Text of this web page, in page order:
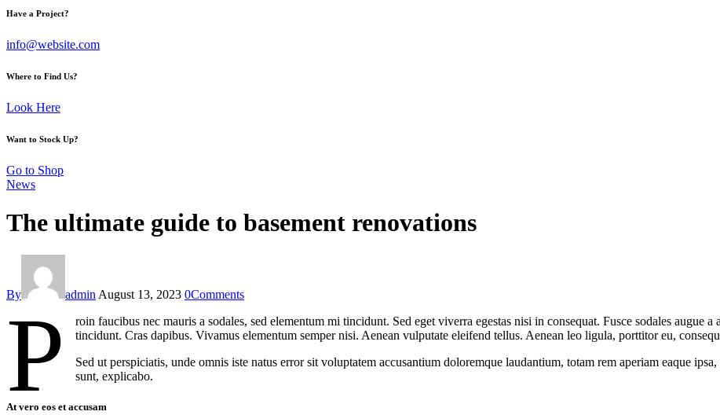
facebook-
instagram
Have a Project?
info@website.com
Where to Find Us?
Look Here
Want to Stock Up?
Go to Shop
News
The ultimate guide to basement renovations
By admin August 13, 2023 0Comments
P
roin faucibus nec mauris a sodales, sed elementum mi tincidunt. Sed eget viverra egestas nisi in consequat. Fusce sodales augue
tincidunt. Cras dapibus. Vivamus elementum semper nisi. Aenean vulputate eleifend tellus. Aenean leo ligula, porttitor eu,
Sed ut perspiciatis, unde omnis iste natus error sit voluptatem accusantium doloremque laudantium, totam rem aperiam eaque
sunt, explicabo.
At vero eos et accusam